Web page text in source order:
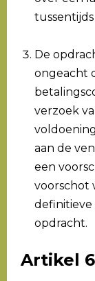
De
ongeacht
verzoek
aan de
een
voorschot
definitieve
opdracht.
Artikel